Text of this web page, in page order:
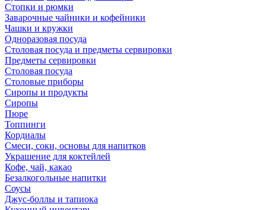
Стопки и рюмки
Заварочные чайники и кофейники
Чашки и кружки
Одноразовая посуда
Столовая посуда и предметы сервировки
Предметы сервировки
Столовая посуда
Столовые приборы
Сиропы и продукты
Сиропы
Пюре
Топпинги
Кордиалы
Смеси, соки, основы для напитков
Украшение для коктейлей
Кофе, чай, какао
Безалкогольные напитки
Соусы
Джус-боллы и тапиока